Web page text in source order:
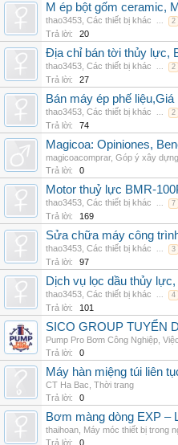
M ép bột gốm ceramic,
thao3453 Các thiết bị khác ... 2
Trả lời: 20
Địa chỉ bán tời thủy lực,
thao3453 Các thiết bị khác ... 2
Trả lời: 27
Bán máy ép phế
thao3453 Các thiết bị khác ... 2
Trả lời: 74
Magicoa: Opiniones,
magicoacomprar, Góp ý xây dựng
Trả lời:
0
Motor thuỷ lực BMR-
thao3453 Các thiết bị khác ... 7
Trả lời: 169
Sửa chữa máy công
thao3453 Các thiết bị khác ... 3
Trả lời: 97
Dịch vụ lọc dầu thủy
thao3453 Các thiết bị khác ... 4
Trả lời: 101
SICO GROUP TUYỂN
Pump Pro Bơm Công Nghiệp
Trả lời:
0
Máy hàn miệng túi liên
CT Ha Bac Thời trang
Trả lời:
0
Bơm màng dòng EXP –
thaihoan Máy móc thiết bị trong
Trả lời:
0